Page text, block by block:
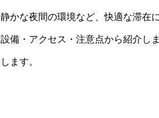
かな夜間の環境など、快適な滞在
備・アクセス・注意点から紹介し
ます。